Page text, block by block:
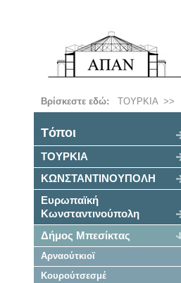
Βρίσκεστε εδώ: ΤΟΥΡΚΙΑ>>
Tόποι
ΤΟΥΡΚΙΑ
ΚΩΝΣΤΑΝΤΙΝΟΥΠΟΛΗ
Ευρωπαϊκή
Κωνσταντινούπολη
Δήμος Μπεσίκτας
Αρναούτκιοϊ
Κουρούτσεσμέ